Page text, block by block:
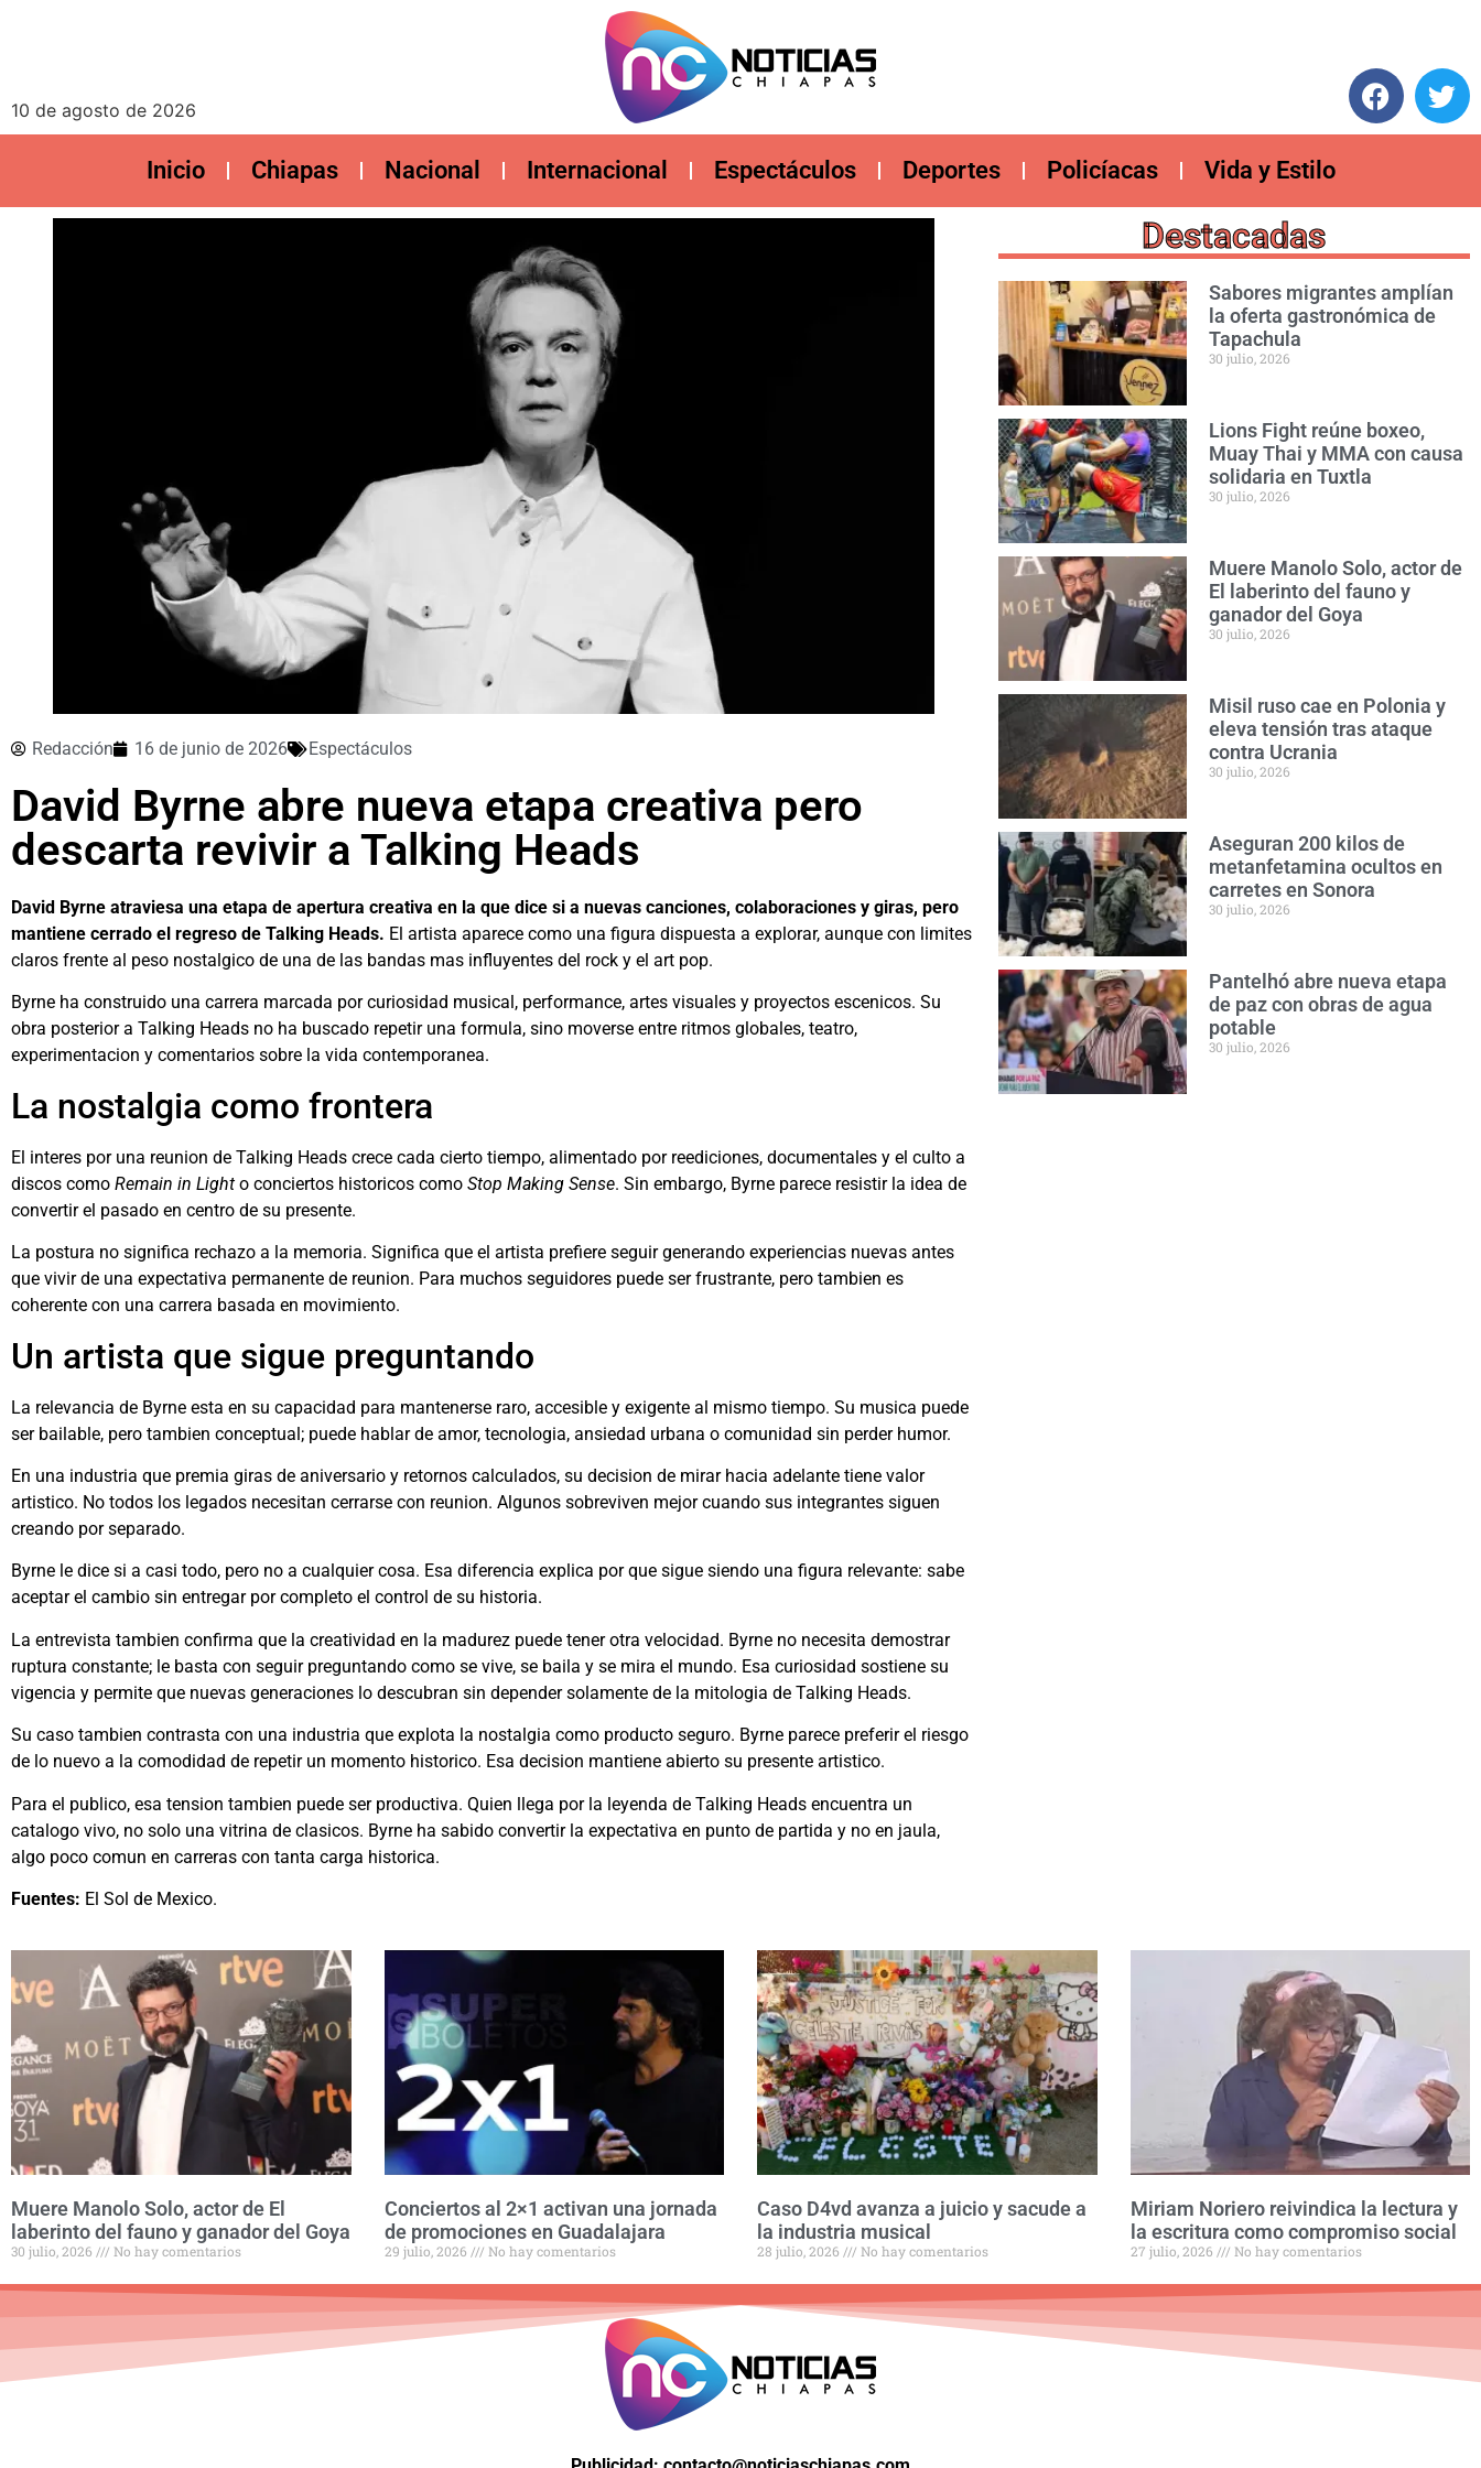
10 de agosto de 2026
Inicio Chiapas Nacional Internacional Espectáculos Deportes Policíacas Vida y Estilo
Redacción 16 de junio de 2026 Espectáculos
David Byrne abre nueva etapa creativa pero
descarta revivir a Talking Heads
David Byrne atraviesa una etapa de apertura creativa en la que dice si a nuevas canciones, colaboraciones y giras, pero
mantiene cerrado el regreso de Talking Heads. El artista aparece como una figura dispuesta a explorar, aunque con limites
claros frente al peso nostalgico de una de las bandas mas influyentes del rock y el art pop.
Byrne ha construido una carrera marcada por curiosidad musical, performance, artes visuales y proyectos escenicos. Su
obra posterior a Talking Heads no ha buscado repetir una formula, sino moverse entre ritmos globales, teatro,
experimentacion y comentarios sobre la vida contemporanea.
La nostalgia como frontera
El interes por una reunion de Talking Heads crece cada cierto tiempo, alimentado por reediciones, documentales y el culto a
discos como Remain in Light o conciertos historicos como Stop Making Sense. Sin embargo, Byrne parece resistir la idea de
convertir el pasado en centro de su presente.
La postura no significa rechazo a la memoria. Significa que el artista prefiere seguir generando experiencias nuevas antes
que vivir de una expectativa permanente de reunion. Para muchos seguidores puede ser frustrante, pero tambien es
coherente con una carrera basada en movimiento.
Un artista que sigue preguntando
La relevancia de Byrne esta en su capacidad para mantenerse raro, accesible y exigente al mismo tiempo. Su musica puede
ser bailable, pero tambien conceptual; puede hablar de amor, tecnologia, ansiedad urbana o comunidad sin perder humor.
En una industria que premia giras de aniversario y retornos calculados, su decision de mirar hacia adelante tiene valor
artistico. No todos los legados necesitan cerrarse con reunion. Algunos sobreviven mejor cuando sus integrantes siguen
creando por separado.
Byrne le dice si a casi todo, pero no a cualquier cosa. Esa diferencia explica por que sigue siendo una figura relevante: sabe
aceptar el cambio sin entregar por completo el control de su historia.
La entrevista tambien confirma que la creatividad en la madurez puede tener otra velocidad. Byrne no necesita demostrar
ruptura constante; le basta con seguir preguntando como se vive, se baila y se mira el mundo. Esa curiosidad sostiene su
vigencia y permite que nuevas generaciones lo descubran sin depender solamente de la mitologia de Talking Heads.
Su caso tambien contrasta con una industria que explota la nostalgia como producto seguro. Byrne parece preferir el riesgo
de lo nuevo a la comodidad de repetir un momento historico. Esa decision mantiene abierto su presente artistico.
Para el publico, esa tension tambien puede ser productiva. Quien llega por la leyenda de Talking Heads encuentra un
catalogo vivo, no solo una vitrina de clasicos. Byrne ha sabido convertir la expectativa en punto de partida y no en jaula,
algo poco comun en carreras con tanta carga historica.
Fuentes: El Sol de Mexico.
Destacadas
Sabores migrantes amplían
la oferta gastronómica de
Tapachula
30 julio, 2026
Lions Fight reúne boxeo,
Muay Thai y MMA con causa
solidaria en Tuxtla
30 julio, 2026
Muere Manolo Solo, actor de
El laberinto del fauno y
ganador del Goya
30 julio, 2026
Misil ruso cae en Polonia y
eleva tensión tras ataque
contra Ucrania
30 julio, 2026
Aseguran 200 kilos de
metanfetamina ocultos en
carretes en Sonora
30 julio, 2026
Pantelhó abre nueva etapa
de paz con obras de agua
potable
30 julio, 2026
Muere Manolo Solo, actor de El
laberinto del fauno y ganador del Goya
30 julio, 2026 No hay comentarios
Conciertos al 2×1 activan una jornada
de promociones en Guadalajara
29 julio, 2026 No hay comentarios
Caso D4vd avanza a juicio y sacude a
la industria musical
28 julio, 2026 No hay comentarios
Miriam Noriero reivindica la lectura y
la escritura como compromiso social
27 julio, 2026 No hay comentarios